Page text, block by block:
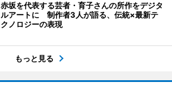
赤坂を代表する芸者・育子さんの所作をデジタ
ルアートに 制作者3人が語る、伝統×最新テ
クノロジーの表現
もっと見る